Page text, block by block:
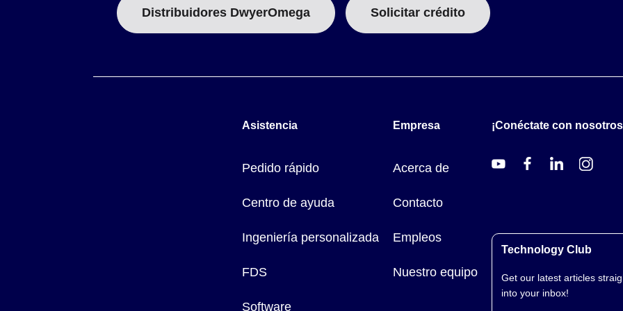
Distribuidores DwyerOmega Solicitar crédito
Asistencia
Pedido rápido
Centro de ayuda
Ingeniería personalizada
FDS
Software
Empresa
Acerca de
Contacto
Empleos
Nuestro equipo
¡Conéctate con
Technology Club
Get our latest articles
into your inbox!